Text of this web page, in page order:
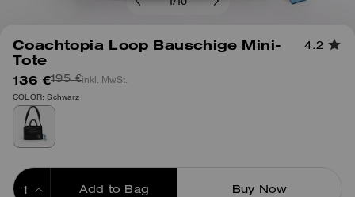
/ 10
Coachtopia Loop Bauschige Mini-
Tote
4.2
136 €195 €inkl. MwSt.
COLOR: Schwarz
Add to Bag Buy Now